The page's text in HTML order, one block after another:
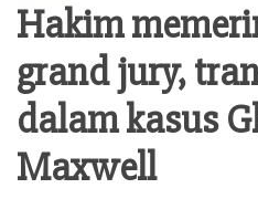
Hakim
grand jury,
dalam kasus
Maxwell